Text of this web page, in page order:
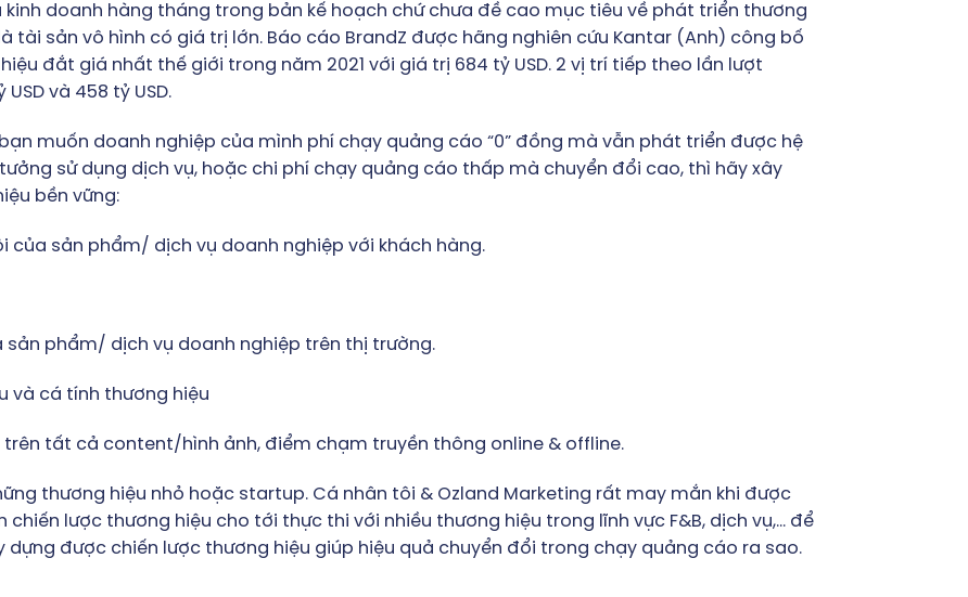
kinh doanh hàng tháng trong bản kế hoạch chứ chưa đề cao mục tiêu về phát triển thương
tài sản vô hình có giá trị lớn. Báo cáo BrandZ được hãng nghiên cứu Kantar (Anh) công bố
đắt giá nhất thế giới trong năm 2021 với giá trị 684 tỷ USD. 2 vị trí tiếp theo lần lượt
và 458 tỷ USD.
bạn muốn doanh nghiệp của mình phí chạy quảng cáo “0” đồng mà vẫn phát triển được hệ
sử dụng dịch vụ, hoặc chi phí chạy quảng cáo thấp mà chuyển đổi cao, thì hãy xây
bền vững:
của sản phẩm/ dịch vụ doanh nghiệp với khách hàng.
phẩm/ dịch vụ doanh nghiệp trên thị trường.
và cá tính thương hiệu
tất cả content/hình ảnh, điểm chạm truyền thông online & offline.
thương hiệu nhỏ hoặc startup. Cá nhân tôi & Ozland Marketing rất may mắn khi được
lược thương hiệu cho tới thực thi với nhiều thương hiệu trong lĩnh vực F&B, dịch vụ,… để
được chiến lược thương hiệu giúp hiệu quả chuyển đổi trong chạy quảng cáo ra sao.